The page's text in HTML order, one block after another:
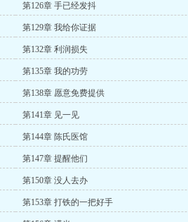
第126章 手已经发抖
第129章 我给你证据
第132章 利润损失
第135章 我的功劳
第138章 愿意免费提供
第141章 见一见
第144章 陈氏医馆
第147章 提醒他们
第150章 没人去办
第153章 打铁的一把好手